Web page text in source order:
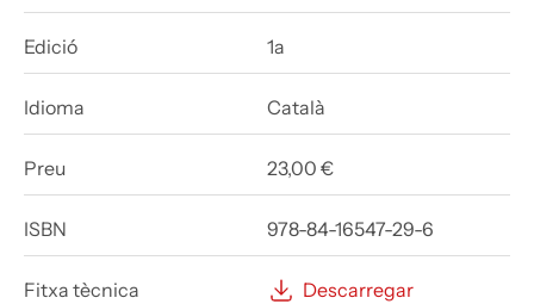
Edició 1a
Idioma Català
Preu 23,00 €
ISBN 978-84-16547-29-6
Fitxa tècnica Descarregar